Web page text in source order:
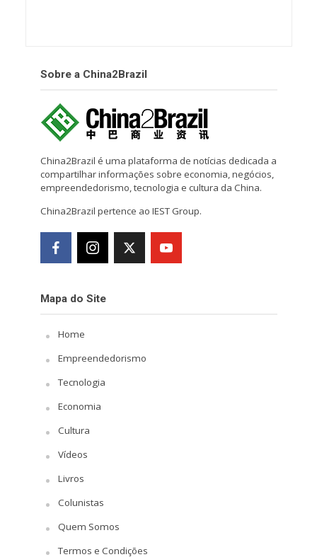
Sobre a China2Brazil
China2Brazil é uma plataforma de notícias dedicada a
compartilhar informações sobre economia, negócios,
empreendedorismo, tecnologia e cultura da China.
China2Brazil pertence ao IEST Group.
Mapa do Site
Home
Empreendedorismo
Tecnologia
Economia
Cultura
Vídeos
Livros
Colunistas
Quem Somos
Termos e Condições